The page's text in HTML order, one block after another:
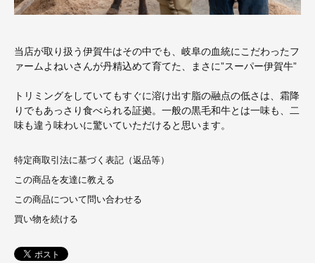
当店が取り扱う伊賀牛はその中でも、岐阜の血統にこだわったフ
ァームよねいさんが丹精込めて育てた、まさに”スーパー伊賀牛”
トリミングをしていてもすぐに溶け出す脂の融点の低さは、霜降
りでもあっさり食べられる証拠。一般の黒毛和牛とは一味も、二
味も違う味わいに驚いていただけると思います。
特定商取引法に基づく表記（返品等）
この商品を友達に教える
この商品について問い合わせる
買い物を続ける